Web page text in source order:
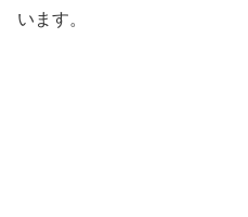
います。